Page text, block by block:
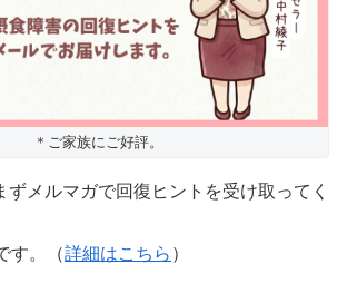
＊ご家族にご好評。
ずメルマガで回復ヒントを受け取ってく
す。（詳細はこちら ）